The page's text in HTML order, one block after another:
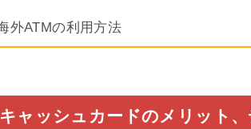
外ATMの利用方法
ャッシュカードのメリット、